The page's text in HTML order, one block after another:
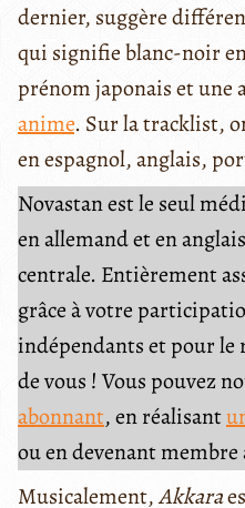
dernier, suggère
qui signifie blanc-noir
prénom japonais et une
anime. Sur la tracklist,
en espagnol, anglais,
Novastan est le seul
en allemand et en
centrale. Entièrement
grâce à votre
indépendants et pour le
de vous ! Vous pouvez
abonnant, en réalisant
ou en devenant
Musicalement,Akkara